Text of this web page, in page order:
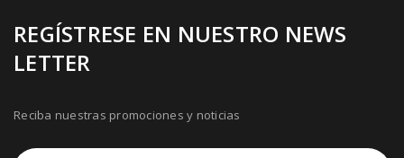
REGÍSTRESE EN NUESTRO NEWS
LETTER
Reciba nuestras promociones y noticias